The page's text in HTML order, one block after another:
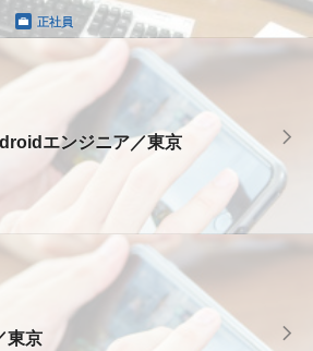
正社員
エンジニア／東京
東京